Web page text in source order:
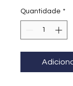
Quantidade *